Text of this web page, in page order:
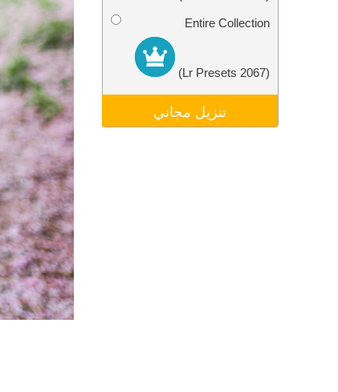
تنقيح المنتجات Entire Collection
(2067 Lr Presets)
تنزيل مجاني